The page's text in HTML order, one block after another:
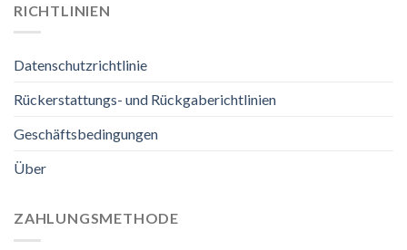
RICHTLINIEN
Datenschutzrichtlinie
Rückerstattungs- und Rückgaberichtlinien
Geschäftsbedingungen
Über
ZAHLUNGSMETHODE